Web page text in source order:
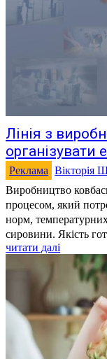
Лінія з
організувати
Реклама Вікторія
Виробництво
процесом, який
норм,
сировини. Якість
читати далі